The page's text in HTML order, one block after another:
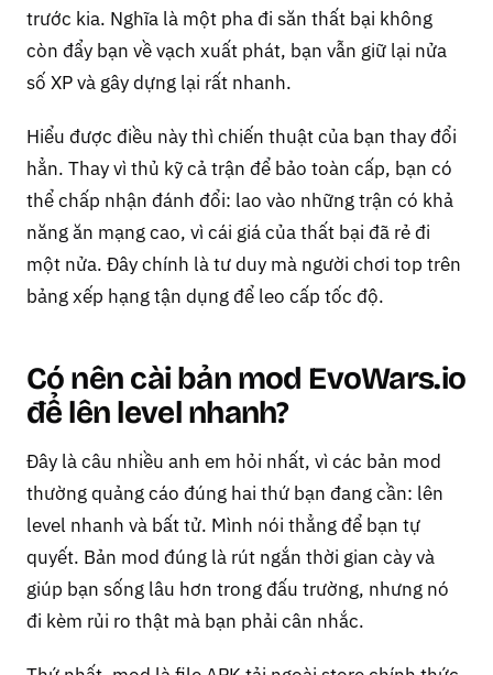
trước kia. Nghĩa là một pha đi săn thất bại không
còn đẩy bạn về vạch xuất phát, bạn vẫn giữ lại nửa
số XP và gây dựng lại rất nhanh.
Hiểu được điều này thì chiến thuật của bạn thay đổi
hẳn. Thay vì thủ kỹ cả trận để bảo toàn cấp, bạn có
thể chấp nhận đánh đổi: lao vào những trận có khả
năng ăn mạng cao, vì cái giá của thất bại đã rẻ đi
một nửa. Đây chính là tư duy mà người chơi top trên
bảng xếp hạng tận dụng để leo cấp tốc độ.
Có nên cài bản mod EvoWars.io
để lên level nhanh?
Đây là câu nhiều anh em hỏi nhất, vì các bản mod
thường quảng cáo đúng hai thứ bạn đang cần: lên
level nhanh và bất tử. Mình nói thẳng để bạn tự
quyết. Bản mod đúng là rút ngắn thời gian cày và
giúp bạn sống lâu hơn trong đấu trường, nhưng nó
đi kèm rủi ro thật mà bạn phải cân nhắc.